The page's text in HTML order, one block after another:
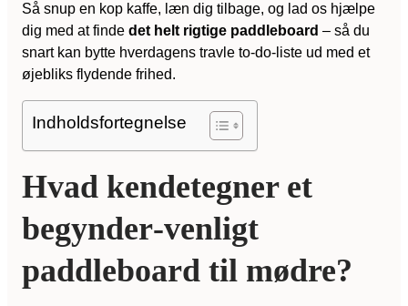
Så snup en kop kaffe, læn dig tilbage, og lad os hjælpe
dig med at finde det helt rigtige paddleboard – så du
snart kan bytte hverdagens travle to-do-liste ud med et
øjebliks flydende frihed.
Indholdsfortegnelse
Hvad kendetegner et
begynder‑venligt
paddleboard til mødre?